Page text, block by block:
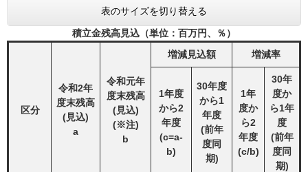
表のサイズを切り替える
積立金残高見込（単位：百万円、％）
区分
令和2年
度末残高
(見込)
a
令和元年
度末残高
(見込)
(※注)
b
増減見込額 増減率
1年度
から2
年度
(c=a-
b)
30年度
から1
年度
(前年
度同
期)
1年
度か
ら2
年度
(c/b)
30年
度か
ら1年
度
(前年
度同
期)